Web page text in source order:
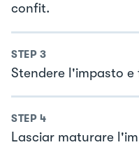
confit.
STEP 3
Stendere l'impasto e
STEP 4
Lasciar maturare